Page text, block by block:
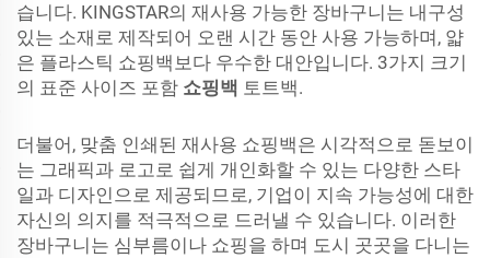
습니다. KINGSTAR의 재사용 가능한 장바구니는 내구성
있는 소재로 제작되어 오랜 시간 동안 사용 가능하며, 얇
은 플라스틱 쇼핑백보다 우수한 대안입니다. 3가지 크기
의 표준 사이즈 포함 쇼핑백 토트백.
더불어, 맞춤 인쇄된 재사용 쇼핑백은 시각적으로 돋보이
는 그래픽과 로고로 쉽게 개인화할 수 있는 다양한 스타
일과 디자인으로 제공되므로, 기업이 지속 가능성에 대한
자신의 의지를 적극적으로 드러낼 수 있습니다. 이러한
장바구니는 심부름이나 쇼핑을 하며 도시 곳곳을 다니는